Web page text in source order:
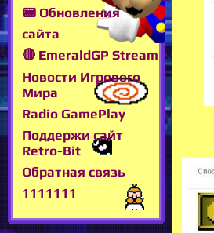
📟 Обновления
сайта
🔴 EmeraldGP Stream
Новости Игрового
Мира
Radio GamePlay
Поддержи сайт
Retro-Bit
Обратная связь
1111111